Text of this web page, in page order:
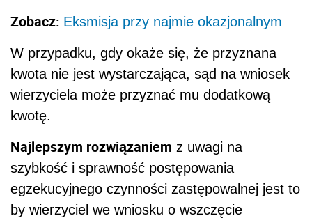
Zobacz: Eksmisja przy najmie okazjonalnym
W przypadku, gdy okaże się, że przyznana
kwota nie jest wystarczająca, sąd na wniosek
wierzyciela może przyznać mu dodatkową
kwotę.
Najlepszym rozwiązaniem z uwagi na
szybkość i sprawność postępowania
egzekucyjnego czynności zastępowalnej jest to
by wierzyciel we wniosku o wszczęcie